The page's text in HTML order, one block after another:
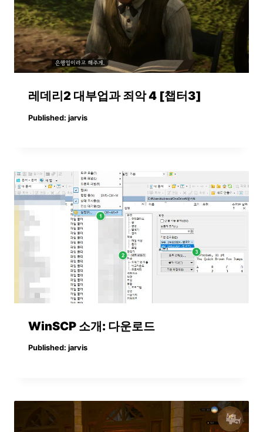
레데리2 대부업과 죄악 4 [챕터3]
Published: jarvis
WinSCP 소개: 다운로드
Published: jarvis